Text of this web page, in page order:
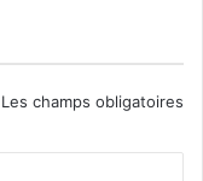
Les champs obligatoires